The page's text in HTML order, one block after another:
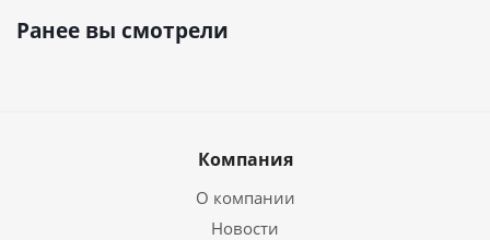
Ранее вы смотрели
Компания
О компании
Новости